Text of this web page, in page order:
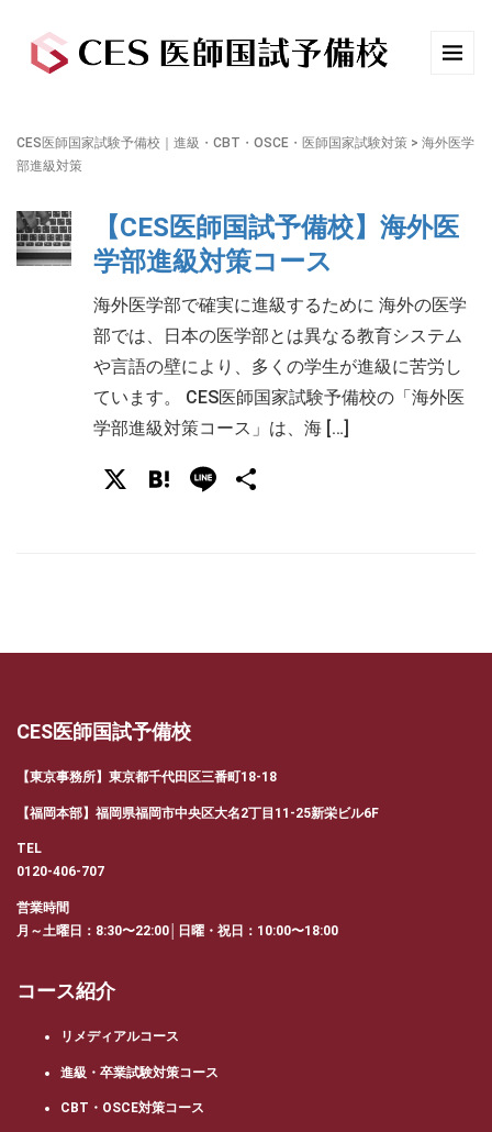
CES医師国家試験予備校｜進級・CBT・OSCE・医師国家試験対策 > 海外医学
部進級対策
【CES医師国試予備校】海外医
学部進級対策コース
海外医学部で確実に進級するために 海外の医学
部では、日本の医学部とは異なる教育システム
や言語の壁により、多くの学生が進級に苦労し
ています。 CES医師国家試験予備校の「海外医
学部進級対策コース」は、海 […]
X Hatena
Line
CES医師国試予備校
【東京事務所】東京都千代田区三番町18-18
【福岡本部】福岡県福岡市中央区大名2丁目11-25新栄ビル6F
TEL
0120-406-707
営業時間
月～土曜日：8:30〜22:00│日曜・祝日：10:00〜18:00
コース紹介
リメディアルコース
進級・卒業試験対策コース
CBT・OSCE対策コース